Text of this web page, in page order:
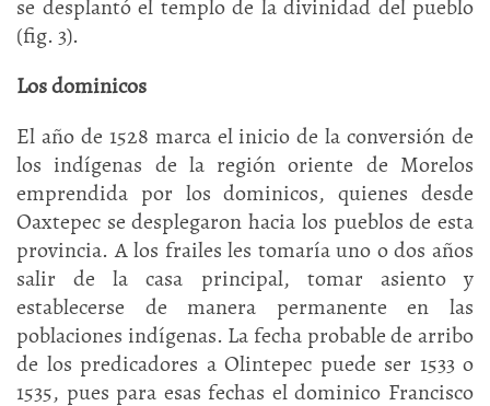
se desplantó el templo de la divinidad del pueblo
(fig. 3).
Los dominicos
El año de 1528 marca el inicio de la conversión de
los indígenas de la región oriente de Morelos
emprendida por los dominicos, quienes desde
Oaxtepec se desplegaron hacia los pueblos de esta
provincia. A los frailes les tomaría uno o dos años
salir de la casa principal, tomar asiento y
establecerse de manera permanente en las
poblaciones indígenas. La fecha probable de arribo
de los predicadores a Olintepec puede ser 1533 o
1535, pues para esas fechas el dominico Francisco